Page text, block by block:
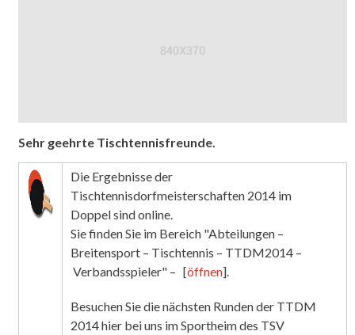
Sehr geehrte Tischtennisfreunde.
Die Ergebnisse der
Tischtennisdorfmeisterschaften 2014 im
Doppel sind online.
Sie finden Sie im Bereich "Abteilungen –
Breitensport – Tischtennis – TTDM2014 –
Verbandsspieler" – [öffnen].
Besuchen Sie die nächsten Runden der TTDM
2014 hier bei uns im Sportheim des TSV